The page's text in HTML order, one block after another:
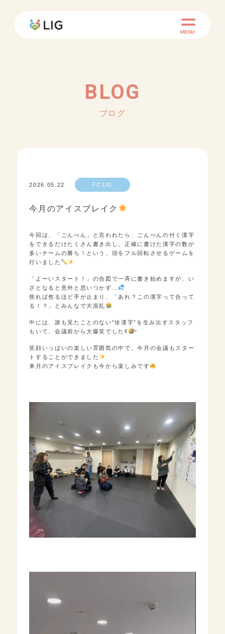
MENU
BLOG
ブログ
2026.05.22 FC.LIG
今月のアイスブレイク
今回は、「ごんべん」と言われたら、ごんべんの付く漢字
をできるだけたくさん書き出し、正確に書けた漢字の数が
多いチームの勝ち！という、頭をフル回転させるゲームを
行いました
「よーいスタート！」の合図で一斉に書き始めますが、い
ざとなると意外と思いつかず…
焦れば焦るほど手が止まり、「あれ？この漢字って合って
る！？」とみんなで大混乱
中には、誰も見たことのない“珍漢字”を生み出すスタッフ
もいて、会議前から大爆笑でしたꉂ
𐤔
笑顔いっぱいの楽しい雰囲気の中で、今月の会議もスター
トすることができました
来月のアイスブレイクも今から楽しみです